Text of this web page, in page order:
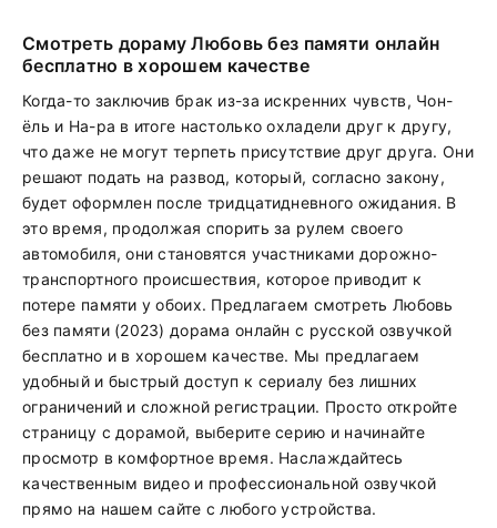
Смотреть дораму Любовь без памяти онлайн
бесплатно в хорошем качестве
Когда-то заключив брак из-за искренних чувств, Чон-
ёль и На-ра в итоге настолько охладели друг к другу,
что даже не могут терпеть присутствие друг друга. Они
решают подать на развод, который, согласно закону,
будет оформлен после тридцатидневного ожидания. В
это время, продолжая спорить за рулем своего
автомобиля, они становятся участниками дорожно-
транспортного происшествия, которое приводит к
потере памяти у обоих. Предлагаем смотреть Любовь
без памяти (2023) дорама онлайн с русской озвучкой
бесплатно и в хорошем качестве. Мы предлагаем
удобный и быстрый доступ к сериалу без лишних
ограничений и сложной регистрации. Просто откройте
страницу с дорамой, выберите серию и начинайте
просмотр в комфортное время. Наслаждайтесь
качественным видео и профессиональной озвучкой
прямо на нашем сайте с любого устройства.